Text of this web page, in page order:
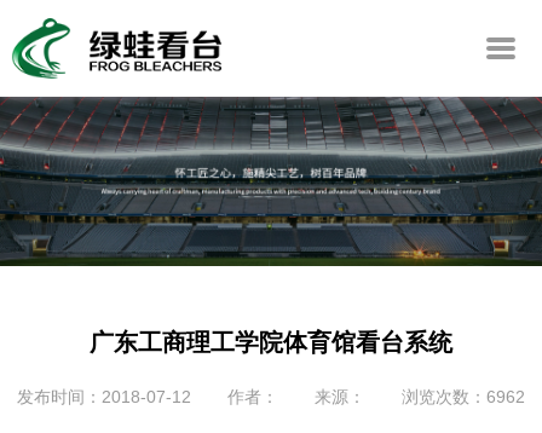
广东工商理工学院体育馆看台系统
发布时间：2018-07-12 作者： 来源： 浏览次数：6962